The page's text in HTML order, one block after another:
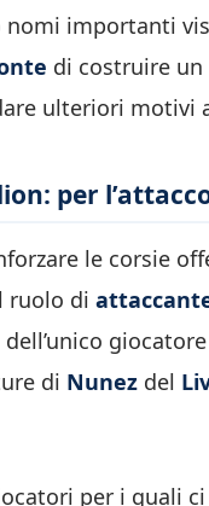
nomi importanti
di costruire
ulteriori motivi
per
le corsie
ruolo di
di Nunez del
per i quali